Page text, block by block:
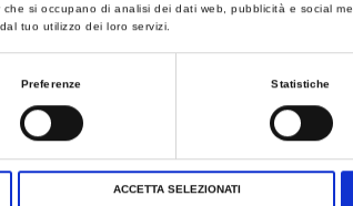
si occupano di analisi dei dati web, pubblicità e social
tuo utilizzo dei loro servizi.
Preferenze Statistiche
ACCETTA SELEZIONATI
della Legge, è Eco Pulizie s.r.l. (Via
mail: info@ecopulizie.com; Telefono:
(diritto aIl’oblio), la limitazione,
La riguardano, nonché in generale